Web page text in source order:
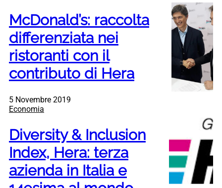
McDonald’s: raccolta
differenziata nei
ristoranti con il
contributo di Hera
5 Novembre 2019
Economia
Diversity & Inclusion
Index, Hera: terza
azienda in Italia e